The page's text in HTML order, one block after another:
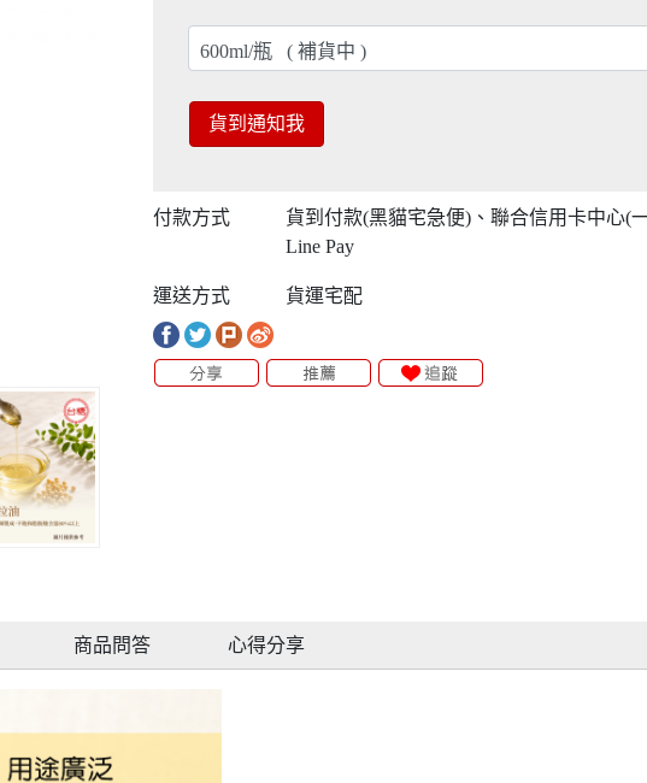
貨到通知我
付款方式
貨到付款(黑貓宅急便)、聯合信用卡中心(
Line Pay
運送方式 貨運宅配
商品問答 心得分享